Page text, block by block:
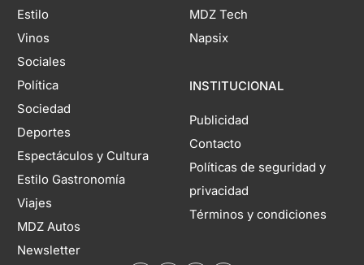
Estilo
Vinos
Sociales
Política
Sociedad
Deportes
Espectáculos y Cultura
Estilo Gastronomía
Viajes
MDZ Autos
Newsletter
MDZ Tech
Napsix
INSTITUCIONAL
Publicidad
Contacto
Políticas de seguridad y
privacidad
Términos y condiciones